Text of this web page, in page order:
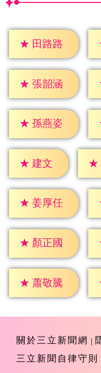
★ 田路路
★ 張韶涵
★ 孫燕姿
★ 建文 ★
★ 姜厚任
★ 顏正國
★ 蕭敬騰
關於三立新聞網
三立新聞自律守則